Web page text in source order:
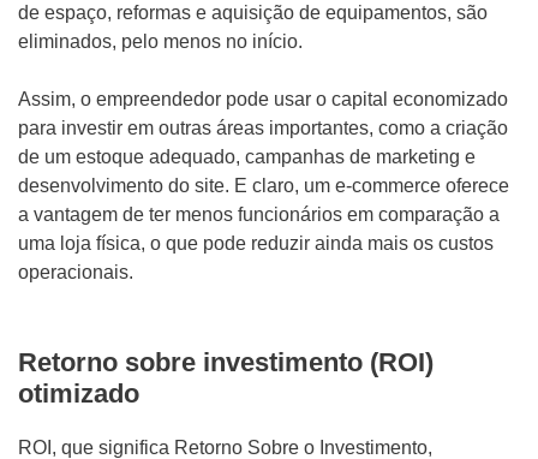
de espaço, reformas e aquisição de equipamentos, são
eliminados, pelo menos no início.
Assim, o empreendedor pode usar o capital economizado
para investir em outras áreas importantes, como a criação
de um estoque adequado, campanhas de marketing e
desenvolvimento do site. E claro, um e-commerce oferece
a vantagem de ter menos funcionários em comparação a
uma loja física, o que pode reduzir ainda mais os custos
operacionais.
Retorno sobre investimento (ROI)
otimizado
ROI, que significa Retorno Sobre o Investimento,